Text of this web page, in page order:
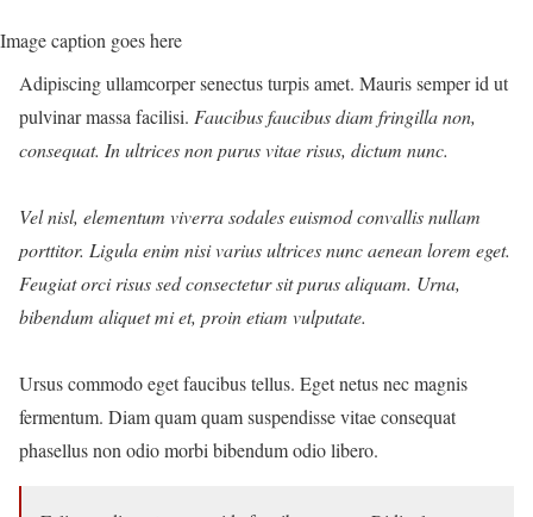
Image caption goes here
Adipiscing ullamcorper senectus turpis amet. Mauris semper id ut
pulvinar massa facilisi. Faucibus faucibus diam fringilla non,
consequat. In ultrices non purus vitae risus, dictum nunc.
Vel nisl, elementum viverra sodales euismod convallis nullam
porttitor. Ligula enim nisi varius ultrices nunc aenean lorem eget.
Feugiat orci risus sed consectetur sit purus aliquam. Urna,
bibendum aliquet mi et, proin etiam vulputate.
Ursus commodo eget faucibus tellus. Eget netus nec magnis
fermentum. Diam quam quam suspendisse vitae consequat
phasellus non odio morbi bibendum odio libero.